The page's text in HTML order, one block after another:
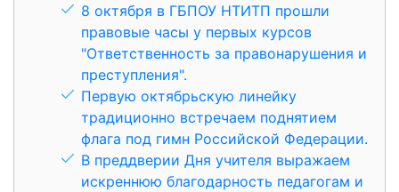
8 октября в ГБПОУ НТИТП прошли
правовые часы у первых курсов
"Ответственность за правонарушения и
преступления".
Первую октябрьскую линейку
традиционно встречаем поднятием
флага под гимн Российской Федерации.
В преддверии Дня учителя выражаем
искреннюю благодарность педагогам и